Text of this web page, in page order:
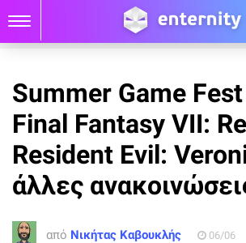
Summer Game
Final Fantasy VII:
Resident Evil:
άλλες
από Νικήτας Καβουκλής 06/06